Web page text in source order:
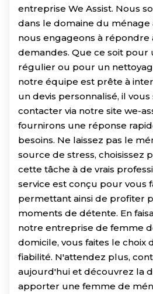
entreprise We Assist. Nous
dans le domaine du ménage
nous engageons à répondre
demandes. Que ce soit pour
régulier ou pour un
notre équipe est prête à
un devis personnalisé, il
contacter via notre site we-
fournirons une réponse
besoins. Ne laissez pas le
source de stress, choisissez
cette tâche à de vrais
service est conçu pour vous
permettant ainsi de profiter
moments de détente. En
notre entreprise de femme
domicile, vous faites le choix
fiabilité. N'attendez plus,
aujourd'hui et découvrez la
apporter une femme de